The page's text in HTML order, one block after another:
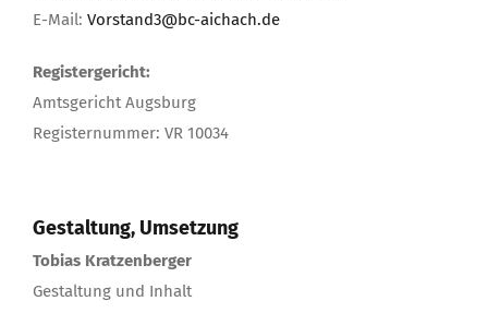
E-Mail: Vorstand3@bc-aichach.de
Registergericht:
Amtsgericht Augsburg
Registernummer: VR 10034
Gestaltung, Umsetzung
Tobias Kratzenberger
Gestaltung und Inhalt